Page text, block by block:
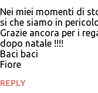
Nei miei momenti di
si che siamo in
Grazie ancora per i
dopo natale !!!!
Baci baci
Fiore
REPLY